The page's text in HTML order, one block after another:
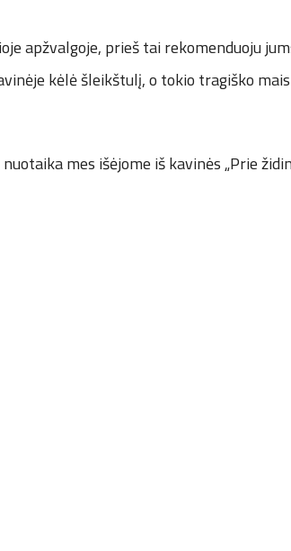
apžvalgoje, prieš tai rekomenduoju
kėlė šleikštulį, o tokio tragiško
mes išėjome iš kavinės „Prie